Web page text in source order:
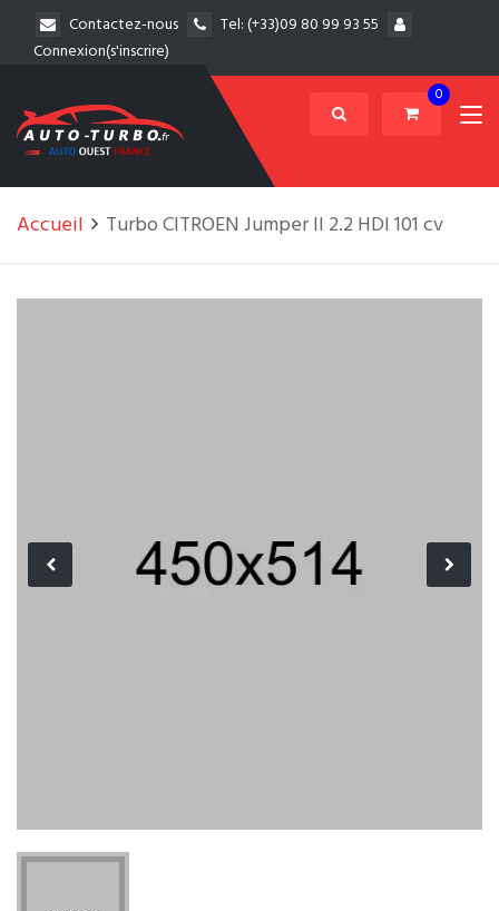
Contactez-nous Tel:(+33)09 80 99 93 55
Connexion(s'inscrire)
0
Accueil Turbo CITROEN Jumper II 2.2 HDI 101 cv